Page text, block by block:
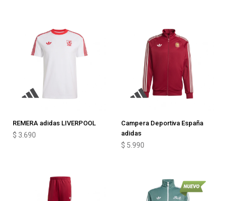
REMERA adidas LIVERPOOL
$ 3.690
Campera Deportiva España
adidas
$ 5.990